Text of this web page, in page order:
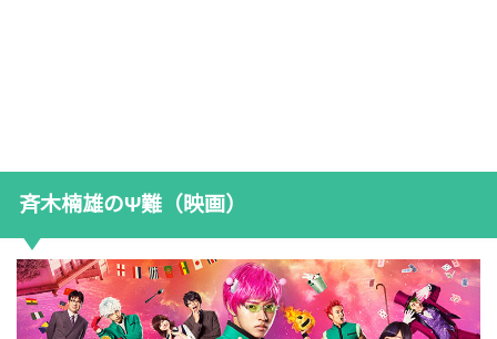
斉木楠雄のΨ難（映画）